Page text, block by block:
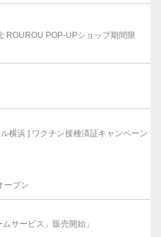
ROUROU POP-UPショップ期間限
横浜 ] ワクチン接種済証キャンペーン
ープン
サービス」販売開始」